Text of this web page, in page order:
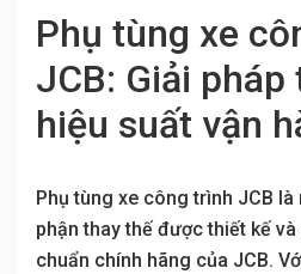
Phụ tùng xe
JCB: Giải
hiệu suất vận
Phụ tùng xe công trình JCB
phận thay thế được thiết kế
chuẩn chính hãng của JCB.